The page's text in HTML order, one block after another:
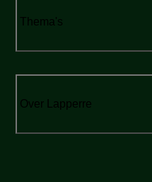
Thema's
Over Lapperre